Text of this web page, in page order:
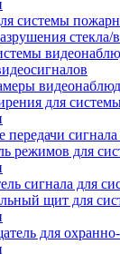
системы
для
передачи сигнала
режимов для
сигнала для
щит для
для